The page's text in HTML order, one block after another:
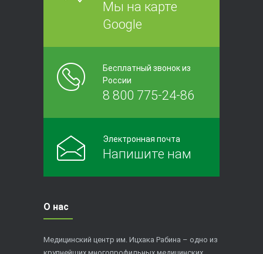
Мы на карте
Google
Бесплатный звонок из
России
8 800 775-24-86
Электронная почта
Напишите нам
О нас
Медицинский центр им. Ицхака Рабина – одно из